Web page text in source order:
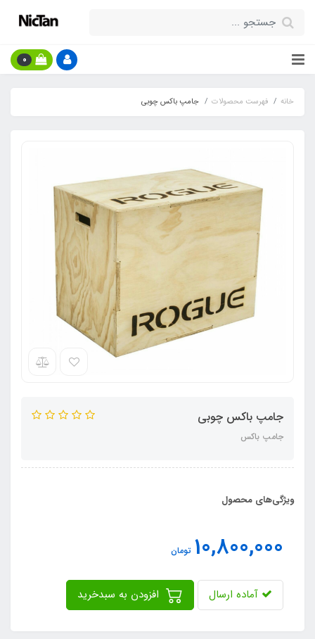
0
خانه فهرست محصولات جامپ باکس چوبی
جامپ باکس چوبی
جامپ باکس
ویژگی‌های محصول
10,800,000 تومان
آماده ارسال